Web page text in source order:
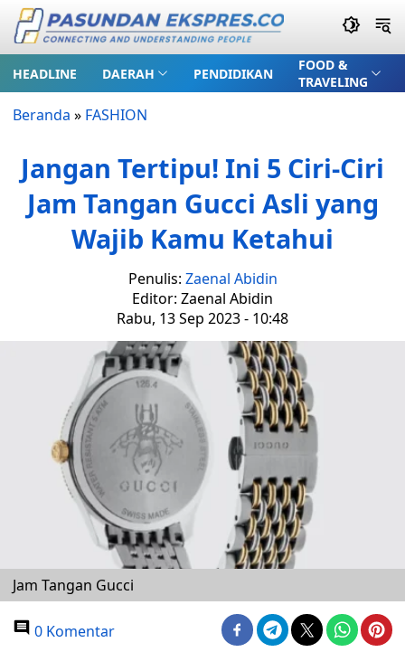
HEADLINE DAERAH PENDIDIKAN
FOOD &
TRAVELING
Beranda » FASHION
Jangan Tertipu! Ini 5 Ciri-Ciri
Jam Tangan Gucci Asli yang
Wajib Kamu Ketahui
Penulis: Zaenal Abidin
Editor: Zaenal Abidin
Rabu, 13 Sep 2023 - 10:48
Jam Tangan Gucci
0 Komentar